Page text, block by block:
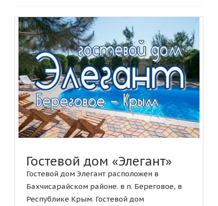
Гостевой дом «Элегант»
Гостевой дом Элегант расположен в
Бахчисарайском районе. в п. Береговое, в
Республике Крым. Гостевой дом